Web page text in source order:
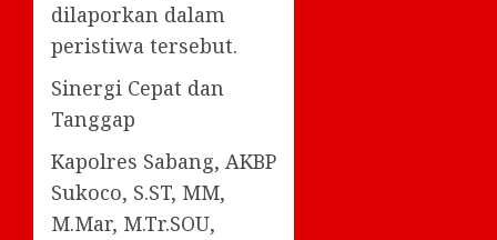
dilaporkan dalam
peristiwa tersebut.
Sinergi Cepat dan
Tanggap
Kapolres Sabang, AKBP
Sukoco, S.ST, MM,
M.Mar, M.Tr.SOU,